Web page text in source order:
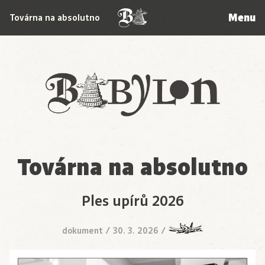
Babylon
Továrna na absolutno Menu
Továrna na absolutno
Ples upírů 2026
dokument / 30. 3. 2026 /